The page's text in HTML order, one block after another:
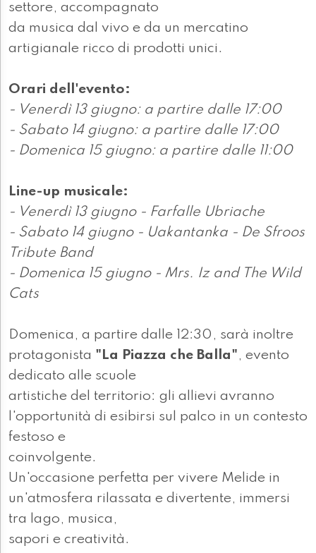
settore, accompagnato
da musica dal vivo e da un mercatino
artigianale ricco di prodotti unici.
Orari dell'evento:
- Venerdì 13 giugno: a partire dalle 17:00
- Sabato 14 giugno: a partire dalle 17:00
- Domenica 15 giugno: a partire dalle 11:00
Line-up musicale:
- Venerdì 13 giugno - Farfalle Ubriache
- Sabato 14 giugno - Uakantanka - De Sfroos
Tribute Band
- Domenica 15 giugno - Mrs. Iz and The Wild
Cats
Domenica, a partire dalle 12:30, sarà inoltre
protagonista "La Piazza che Balla" , evento
dedicato alle scuole
artistiche del territorio: gli allievi avranno
l'opportunità di esibirsi sul palco in un contesto
festoso e
coinvolgente.
Un'occasione perfetta per vivere Melide in
un'atmosfera rilassata e divertente, immersi
tra lago, musica,
sapori e creatività.